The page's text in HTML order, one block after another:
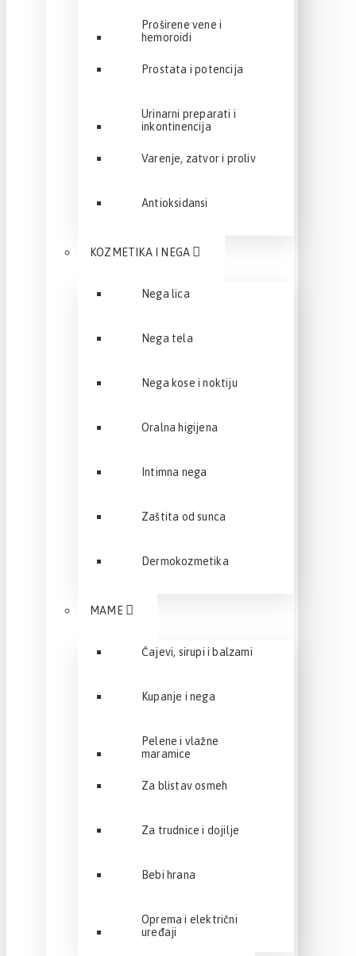
Proširene vene i
hemoroidi
Prostata i potencija
Urinarni preparati i
inkontinencija
Varenje, zatvor i proliv
Antioksidansi
KOZMETIKA I NEGA
Nega lica
Nega tela
Nega kose i noktiju
Oralna higijena
Intimna nega
Zaštita od sunca
Dermokozmetika
MAME
Čajevi, sirupi i balzami
Kupanje i nega
Pelene i vlažne
maramice
Za blistav osmeh
Za trudnice i dojilje
Bebi hrana
Oprema i električni
uređaji